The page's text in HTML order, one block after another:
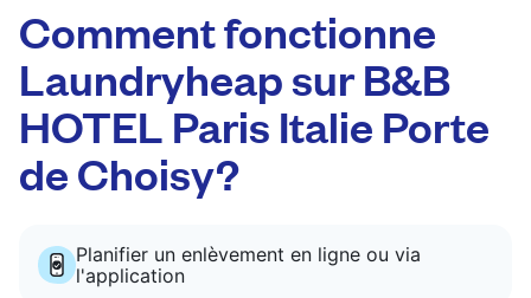
Comment fonctionne
Laundryheap sur B&B
HOTEL Paris Italie Porte
de Choisy?
Planifier un enlèvement en ligne ou via
l'application